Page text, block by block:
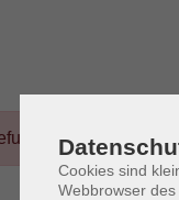
werden
Cookies sind
Webbrowser